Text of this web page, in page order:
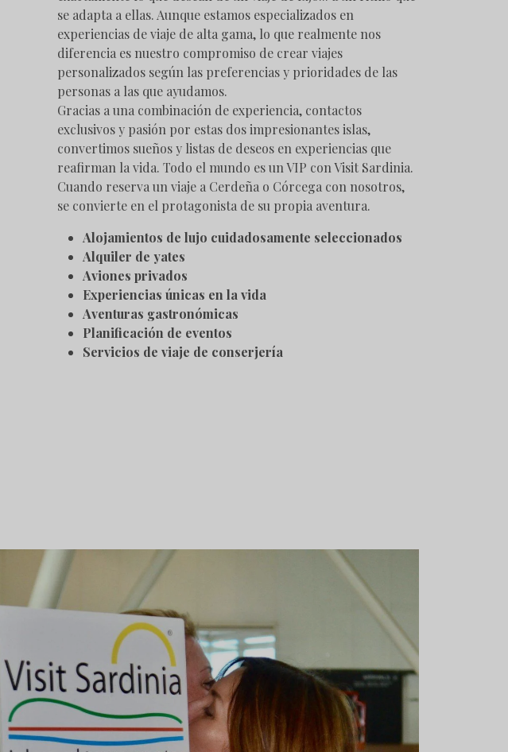
se adapta a ellas. Aunque estamos especializados en
experiencias de viaje de alta gama, lo que realmente nos
diferencia es nuestro compromiso de crear viajes
personalizados según las preferencias y prioridades de las
personas a las que ayudamos.
Gracias a una combinación de experiencia, contactos
exclusivos y pasión por estas dos impresionantes islas,
convertimos sueños y listas de deseos en experiencias que
reafirman la vida. Todo el mundo es un VIP con Visit Sardinia.
Cuando reserva un viaje a Cerdeña o Córcega con nosotros,
se convierte en el protagonista de su propia aventura.
Alojamientos de lujo cuidadosamente seleccionados
Alquiler de yates
Aviones privados
Experiencias únicas en la vida
Aventuras gastronómicas
Planificación de eventos
Servicios de viaje de conserjería